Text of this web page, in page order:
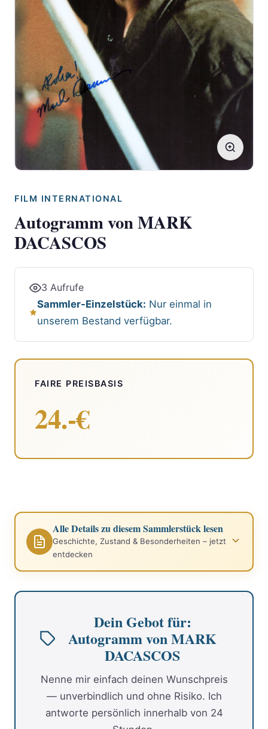
FILM INTERNATIONAL
Autogramm von MARK
DACASCOS
3 Aufrufe
Sammler-Einzelstück: Nur einmal in
unserem Bestand verfügbar.
FAIRE PREISBASIS
24.-€
Alle Details zu diesem Sammlerstück lesen
Geschichte, Zustand & Besonderheiten – jetzt
entdecken
Dein Gebot für:
Autogramm von MARK
DACASCOS
Nenne mir einfach deinen Wunschpreis
— unverbindlich und ohne Risiko. Ich
antworte persönlich innerhalb von 24